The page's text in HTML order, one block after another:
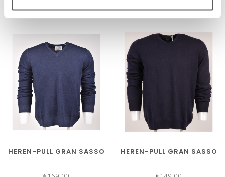
HEREN-PULL GRAN SASSO HEREN-PULL GRAN SASSO